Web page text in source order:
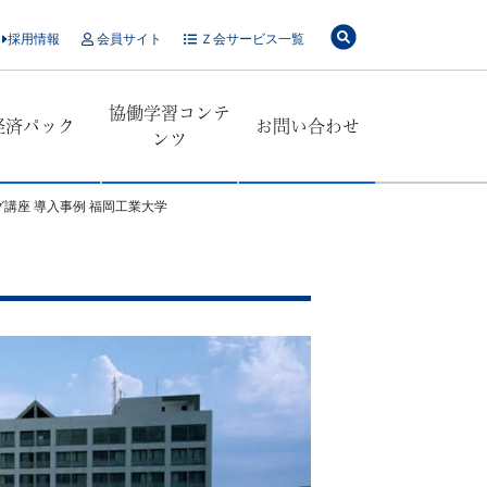
採用情報 会員サイト Ｚ会サービス一覧
済パック
協働学習コンテ
ンツ
お問い合わせ
座 導入事例 福岡工業大学